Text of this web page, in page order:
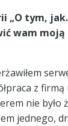
„O tym,
wam
z firmą
nie było
jednego,